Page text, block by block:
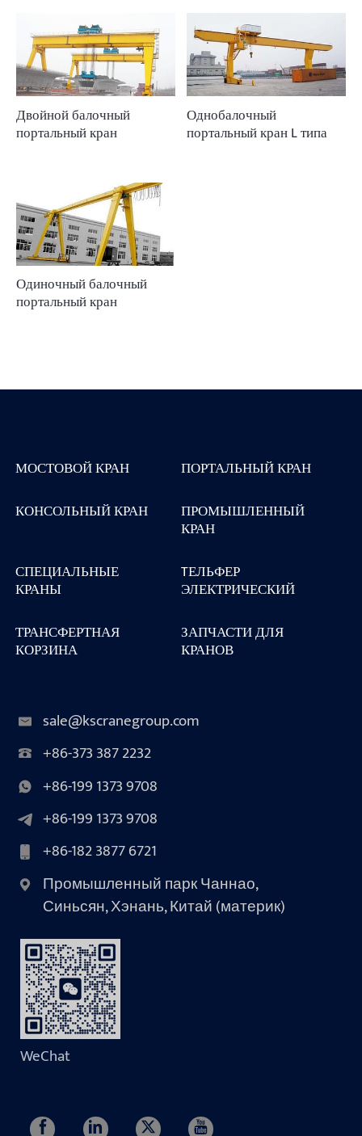
Двойной балочный
портальный кран
Однобалочный
портальный кран L типа
Одиночный балочный
портальный кран
МОСТОВОЙ КРАН
ПОРТАЛЬНЫЙ КРАН
КОНСОЛЬНЫЙ КРАН
ПРОМЫШЛЕННЫЙ
КРАН
СПЕЦИАЛЬНЫЕ
КРАНЫ
TЕЛЬФЕР
ЭЛЕКТРИЧЕСКИЙ
ТРАНСФЕРТНАЯ
КОРЗИНА
ЗАПЧАСТИ ДЛЯ
КРАНОВ
sale@kscranegroup.com
+86-373 387 2232
+86-199 1373 9708
+86-199 1373 9708
+86-182 3877 6721
Промышленный парк Чаннао,
Синьсян, Хэнань, Китай (материк)
WeChat